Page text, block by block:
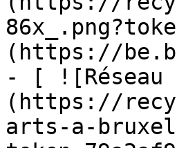
(https://
- [ ![Réseau
(https://
arts-a-